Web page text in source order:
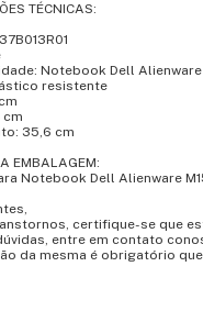
TÉCNICAS:
Notebook Dell Alienware
resistente
cm
35,6 cm
EMBALAGEM:
Notebook Dell Alienware
certifique-se que
entre em contato
da mesma é obrigatório